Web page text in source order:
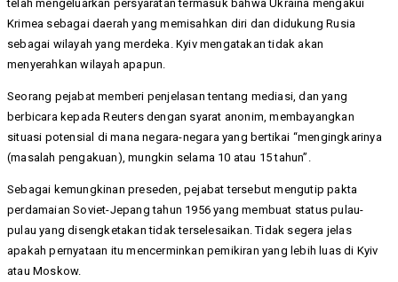
telah mengeluarkan persyaratan termasuk bahwa Ukraina mengakui
Krimea sebagai daerah yang memisahkan diri dan didukung Rusia
sebagai wilayah yang merdeka. Kyiv mengatakan tidak akan
menyerahkan wilayah apapun.
Seorang pejabat memberi penjelasan tentang mediasi, dan yang
berbicara kepada Reuters dengan syarat anonim, membayangkan
situasi potensial di mana negara-negara yang bertikai “mengingkarinya
(masalah pengakuan), mungkin selama 10 atau 15 tahun”.
Sebagai kemungkinan preseden, pejabat tersebut mengutip pakta
perdamaian Soviet-Jepang tahun 1956 yang membuat status pulau-
pulau yang disengketakan tidak terselesaikan. Tidak segera jelas
apakah pernyataan itu mencerminkan pemikiran yang lebih luas di Kyiv
atau Moskow.